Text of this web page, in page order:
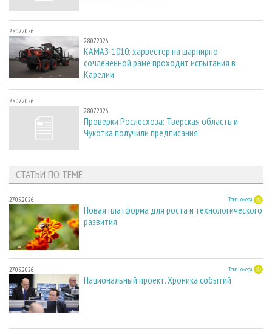
28.07.2026
28.07.2026
КАМАЗ-1010: харвестер на шарнирно-
сочлененной раме проходит испытания в
Карелии
28.07.2026
28.07.2026
Проверки Рослесхоза: Тверская область и
Чукотка получили предписания
СТАТЬИ ПО ТЕМЕ
27.05.2026 Тема номера
Новая платформа для роста и технологического
развития
27.05.2026 Тема номера
Национальный проект. Хроника событий